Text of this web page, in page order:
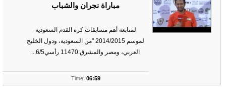
مباراة نجران والشباب
لمتابعة أهم مسابقات كرة القدم السعودية
لموسم 2014/2015 "من السعودية، ودول الخليج
العربي، ومصر والمشرق:11470 رأسي6/5...
Time: 06:59